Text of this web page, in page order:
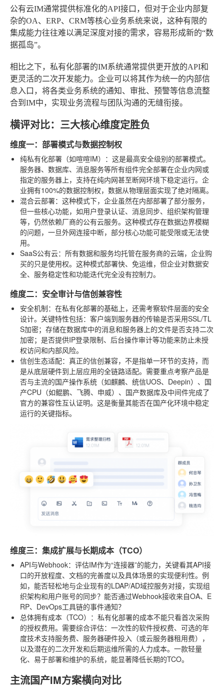
公有云IM通常提供标准化的API接口，但对于企业内部复
杂的OA、ERP、CRM等核心业务系统来说，这种有限的
集成能力往往难以满足深度对接的需求，容易形成新的“数
据孤岛”。
相比之下，私有化部署的IM系统通常提供更开放的API和
更灵活的二次开发能力。企业可以将其作为统一的内部信
息入口，将各类业务系统的通知、审批、预警等信息流整
合到IM中，实现业务流程与团队沟通的无缝衔接。
横评对比：三大核心维度定胜负
维度一：部署模式与数据控制权
纯私有化部署（如喧喧IM） ：这是最高安全级别的部署模式。
服务器、数据库、消息服务等所有组件完全部署在企业内网或
指定的服务器上，支持在纯内网甚至断网环境下稳定运行。企
业拥有100%的数据控制权，数据从物理层面实现了绝对隔离。
混合云部署：这种模式下，企业虽然在内部部署了部分服务，
但一些核心功能，如用户登录认证、消息同步、组织架构管理
等，仍然依赖厂商的公有云服务。这种模式存在数据边界模糊
的问题，一旦外网连接中断，部分核心功能可能受限或无法使
用。
SaaS公有云：所有数据和服务均托管在服务商的云端，企业购
买的只是使用权。这种模式部署快、免运维，但企业对数据安
全、服务稳定性和功能迭代完全没有控制力。
维度二：安全审计与信创兼容性
安全机制：在私有化部署的基础上，还需考察软件层面的安全
设计。关键特性包括：客户端到服务器的传输是否采用SSL/TL
S加密；存储在数据库中的消息和服务器上的文件是否支持二次
加密；是否提供IP登录限制、后台操作审计等功能来防止未授
权访问和内部风险。
信创生态适配：真正的信创兼容，不是指单一环节的支持，而
是从底层硬件到上层应用的全链路适配。需要重点考察产品是
否与主流的国产操作系统（如麒麟、统信UOS、Deepin）、国
产CPU（如鲲鹏、飞腾、申威）、国产数据库及中间件完成了
官方的兼容性互认证明。这是衡量其能否在国产化环境中稳定
运行的关键指标。
维度三：集成扩展与长期成本（TCO）
API与Webhook：评估IM作为“连接器”的能力，关键看其API接
口的开放程度、文档的完善度以及具体场景的实现便利性。例
如，能否轻松地与企业现有的LDAP/AD域控服务对接，实现组
织架构和用户账号的同步？能否通过Webhook接收来自OA、E
RP、DevOps工具链的事件通知？
总体拥有成本（TCO） ：私有化部署的成本不能只看首次采购
的授权费用。需要综合评估：一次性的软件授权费、可选的年
度技术支持服务费、服务器硬件投入（或云服务器租用费），
以及潜在的二次开发和后期运维所需的人力成本。一款轻量
化、易于部署和维护的系统，能显著降低长期的TCO。
主流国产IM方案横向对比